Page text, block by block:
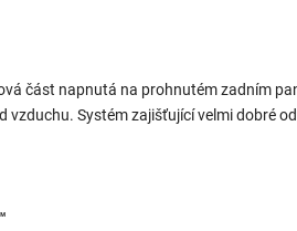
část napnutá na prohnutém zadním
vzduchu. Systém zajišťující velmi dobré